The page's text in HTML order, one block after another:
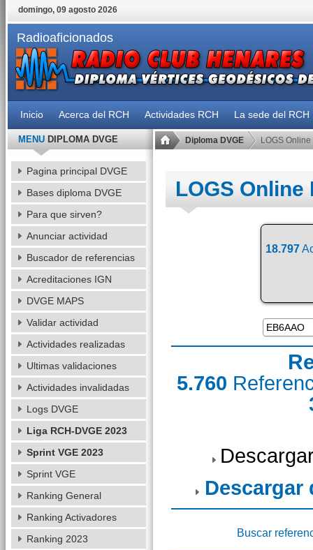
domingo, 09 agosto 2026
Radioaficionados
Inicio Acerca del RCH Actividades RCH La sede del RCH
Diploma DVGE LOGS Online
LOGS Online
18.797
5.760
Descargar
Buscar
MENUDIPLOMA DVGE
Pagina principal DVGE
Bases diploma DVGE
Para que sirven?
Anunciar actividad
Buscador de referencias
Acreditaciones IGN
DVGE MAPS
Validar actividad
Actividades realizadas
Ultimas validaciones
Actividades invalidadas
Logs DVGE
Liga RCH-DVGE 2023
Sprint VGE 2023
Sprint VGE
Ranking General
Ranking Activadores
Ranking 2023